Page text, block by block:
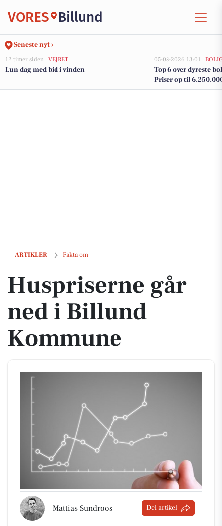
VORES Billund
Seneste nyt ›
12 timer siden | VEJRET
Lun dag med bid i vinden
05-08-2026 13:01 |
Top 6 over dyreste
Priser op til
ARTIKLER Fakta om
Huspriserne går ned i Billund Kommune
Huspriserne går
ned i Billund
Kommune
Mattias Sundroos Del artikel